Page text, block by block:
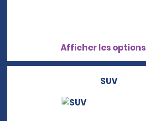
Afficher les options
SUV